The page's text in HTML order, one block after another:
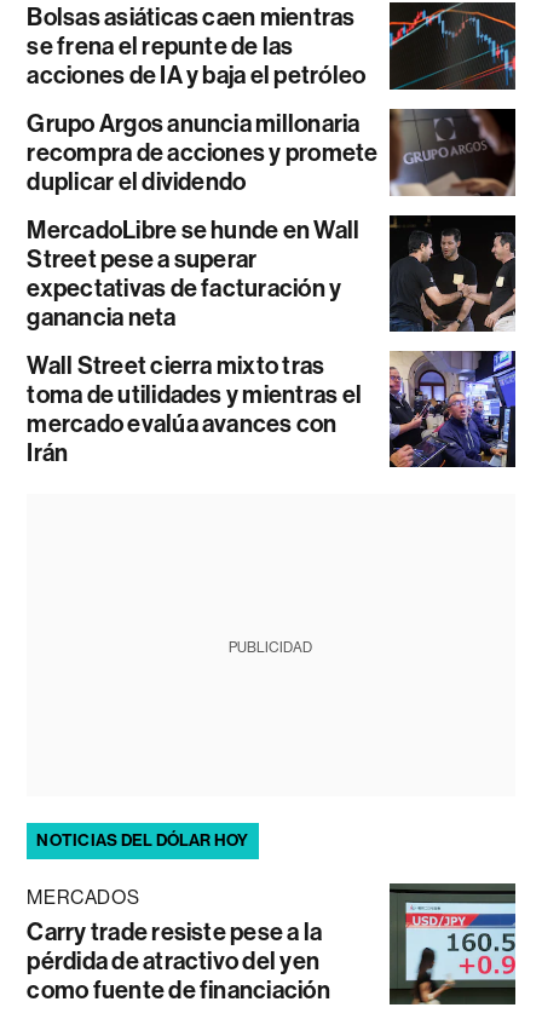
Bolsas asiáticas caen mientras
se frena el repunte de las
acciones de IA y baja el petróleo
Grupo Argos anuncia millonaria
recompra de acciones y promete
duplicar el dividendo
MercadoLibre se hunde en Wall
Street pese a superar
expectativas de facturación y
ganancia neta
Wall Street cierra mixto tras
toma de utilidades y mientras el
mercado evalúa avances con
Irán
PUBLICIDAD
NOTICIAS DEL DÓLAR HOY
MERCADOS
Carry trade resiste pese a la
pérdida de atractivo del yen
como fuente de financiación